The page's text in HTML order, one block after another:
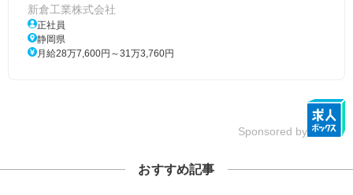
新倉工業株式会社
正社員
静岡県
月給28万7,600円～31万3,760円
Sponsored by
おすすめ記事